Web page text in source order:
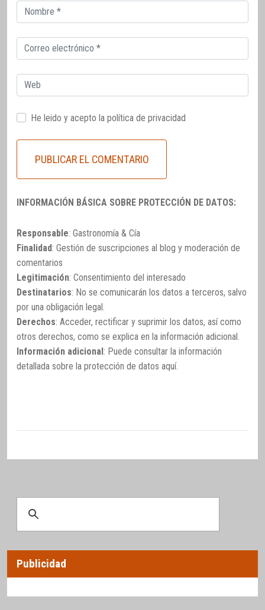
Correo
electrónico
Correo
electrónico
Web
He leido y acepto la política de privacidad
INFORMACIÓN BÁSICA SOBRE PROTECCIÓN DE DATOS:
Responsable: Gastronomía & Cía
Finalidad: Gestión de suscripciones al blog y moderación de
comentarios
Legitimación: Consentimiento del interesado
Destinatarios: No se comunicarán los datos a terceros, salvo
por una obligación legal.
Derechos: Acceder, rectificar y suprimir los datos, así como
otros derechos, como se explica en la información adicional.
Información adicional : Puede consultar la información
detallada sobre la protección de datos aquí.
Publicidad